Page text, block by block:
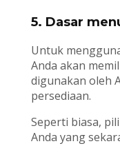
5. Dasar
Untuk
Anda akan
digunakan oleh
persediaan.
Seperti biasa,
Anda yang